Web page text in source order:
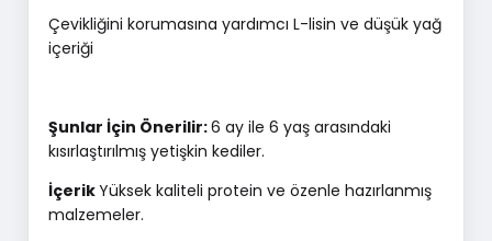
Çevikliğini korumasına yardımcı L-lisin ve düşük yağ
içeriği
Şunlar İçin Önerilir:6 ay ile 6 yaş arasındaki
kısırlaştırılmış yetişkin kediler.
İçerikYüksek kaliteli protein ve özenle hazırlanmış
malzemeler.